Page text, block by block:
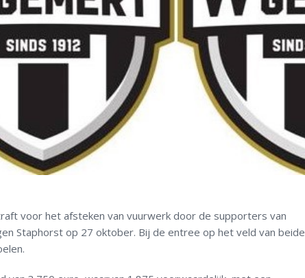
voor het afsteken van vuurwerk door de supporters van
Staphorst op 27 oktober. Bij de entree op het veld van beide